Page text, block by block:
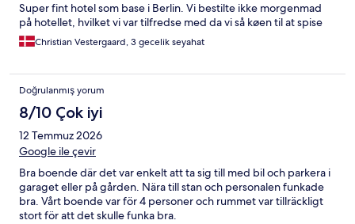
Super fint hotel som base i Berlin. Vi bestilte ikke morgenmad
på hotellet, hvilket vi var tilfredse med da vi så køen til at spise
Christian Vestergaard, 3 gecelik seyahat
Doğrulanmış yorum
8/10 Çok iyi
12 Temmuz 2026
Google ile çevir
Bra boende där det var enkelt att ta sig till med bil och parkera i
garaget eller på gården. Nära till stan och personalen funkade
bra. Vårt boende var för 4 personer och rummet var tillräckligt
stort för att det skulle funka bra.